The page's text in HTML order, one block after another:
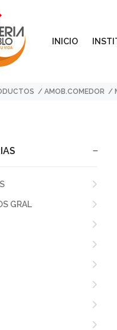
INICIO
AMOB.COMEDOR
GRAL